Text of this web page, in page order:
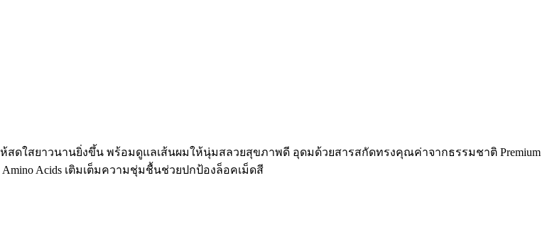
ดใสยาวนานยิ่งขึ้น พร้อมดูแลเส้นผมให้นุ่มสลวยสุขภาพดี อุดมด้วยสารสกัดทรงคุณค่าจากธรรมชาติ Premium
Amino Acids เติมเต็มความชุ่มชื้นช่วยปกป้องล็อคเม็ดสี